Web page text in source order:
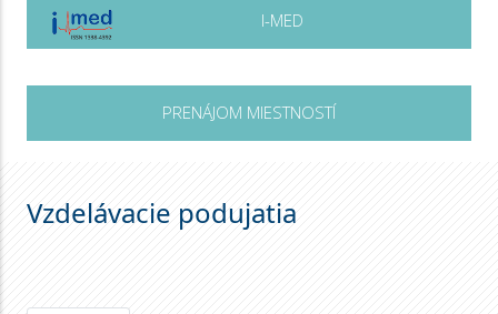
I-MED
PRENÁJOM MIESTNOSTÍ
Vzdelávacie podujatia